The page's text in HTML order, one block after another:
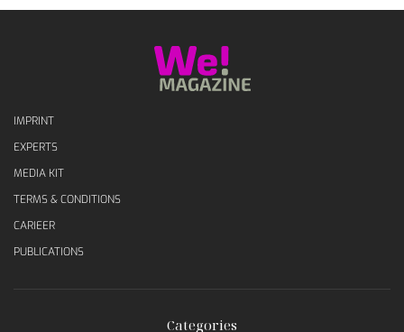
IMPRINT
EXPERTS
MEDIA KIT
TERMS & CONDITIONS
CARIEER
PUBLICATIONS
Categories